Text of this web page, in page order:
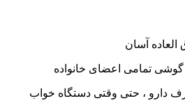
آسان
اعضای خانواده
، حتی وقتی دستگاه خواب